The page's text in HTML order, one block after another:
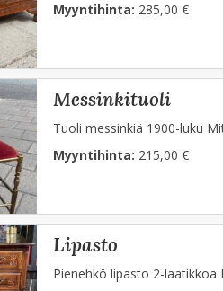
Myyntihinta: 285,00 €
messinkituoli
Tuoli messinkiä 1900-luku
Myyntihinta: 215,00 €
lipasto
Pienehkö lipasto 2-laatikkoa